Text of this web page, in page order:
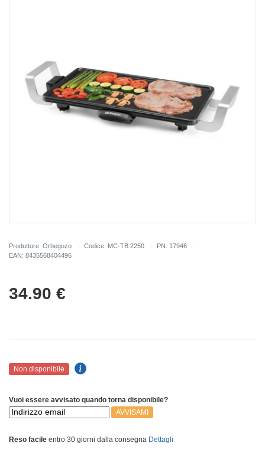
Produttore: Orbegozo Codice: MC-TB 2250
PN: 17946
EAN: 8435568404496
34.90 €
Non disponibile
Vuoi essere avvisato quando torna disponibile?
AVVISAMI
Reso facile entro 30 giorni dalla consegna Dettagli